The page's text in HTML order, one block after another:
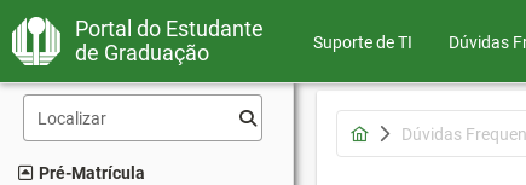
Portal do Estudante
de Graduação
Suporte de TI Dúvidas
Pré-Matrícula
Dúvidas